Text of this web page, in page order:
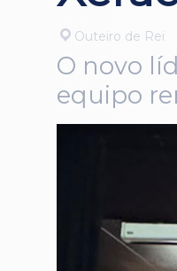
Outeiro de Rei
O novo
equipo